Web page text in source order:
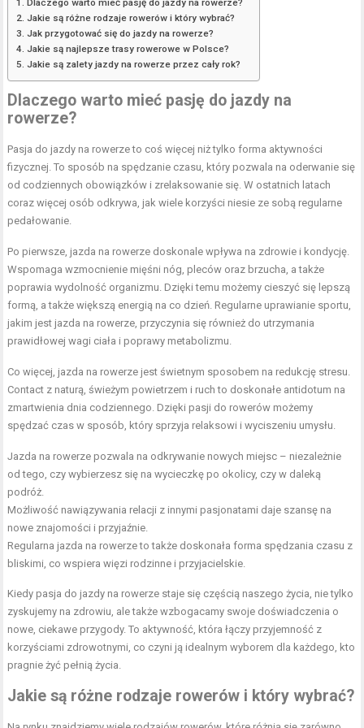
Dlaczego warto mieć pasję do jazdy na rowerze?
Jakie są różne rodzaje rowerów i który wybrać?
Jak przygotować się do jazdy na rowerze?
Jakie są najlepsze trasy rowerowe w Polsce?
Jakie są zalety jazdy na rowerze przez cały rok?
Dlaczego warto mieć pasję do jazdy na
rowerze?
Pasja do jazdy na rowerze to coś więcej niż tylko forma aktywności
fizycznej. To sposób na spędzanie czasu, który pozwala na oderwanie się
od codziennych obowiązków i zrelaksowanie się. W ostatnich latach
coraz więcej osób odkrywa, jak wiele korzyści niesie ze sobą regularne
pedałowanie.
Po pierwsze, jazda na rowerze doskonale wpływa na zdrowie i kondycję.
Wspomaga wzmocnienie mięśni nóg, pleców oraz brzucha, a także
poprawia wydolność organizmu. Dzięki temu możemy cieszyć się lepszą
formą, a także większą energią na co dzień. Regularne uprawianie sportu,
jakim jest jazda na rowerze, przyczynia się również do utrzymania
prawidłowej wagi ciała i poprawy metabolizmu.
Co więcej, jazda na rowerze jest świetnym sposobem na redukcję stresu.
Contact z naturą, świeżym powietrzem i ruch to doskonałe antidotum na
zmartwienia dnia codziennego. Dzięki pasji do rowerów możemy
spędzać czas w sposób, który sprzyja relaksowi i wyciszeniu umysłu.
Jazda na rowerze pozwala na odkrywanie nowych miejsc – niezależnie
od tego, czy wybierzesz się na wycieczkę po okolicy, czy w daleką
podróż.
Możliwość nawiązywania relacji z innymi pasjonatami daje szansę na
nowe znajomości i przyjaźnie.
Regularna jazda na rowerze to także doskonała forma spędzania czasu z
bliskimi, co wspiera więzi rodzinne i przyjacielskie.
Kiedy pasja do jazdy na rowerze staje się częścią naszego życia, nie tylko
zyskujemy na zdrowiu, ale także wzbogacamy swoje doświadczenia o
nowe, ciekawe przygody. To aktywność, która łączy przyjemność z
korzyściami zdrowotnymi, co czyni ją idealnym wyborem dla każdego, kto
pragnie żyć pełnią życia.
Jakie są różne rodzaje rowerów i który wybrać?